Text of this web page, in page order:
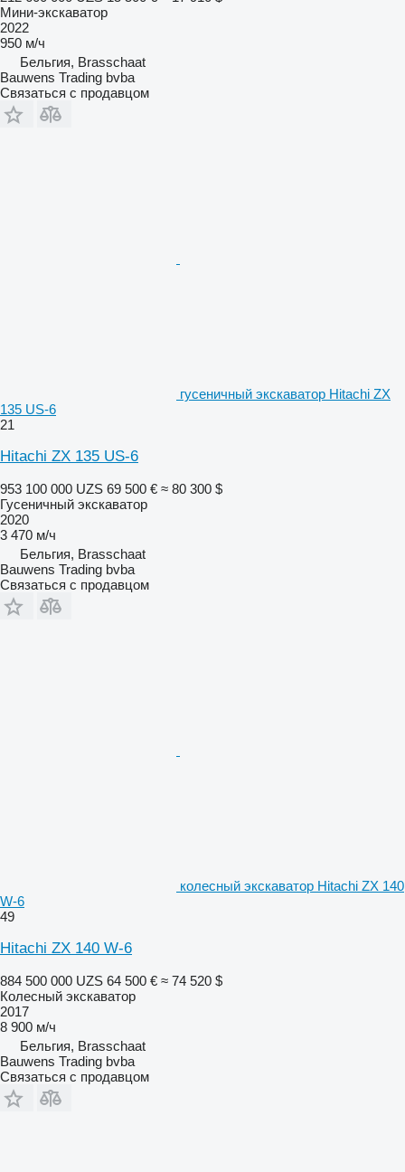
Мини-экскаватор
2022
950 м/ч
Бельгия, Brasschaat
Bauwens Trading bvba
Связаться с продавцом
гусеничный экскаватор Hitachi ZX
135 US-6
21
Hitachi ZX 135 US-6
953 100 000 UZS 69 500 € ≈ 80 300 $
Гусеничный экскаватор
2020
3 470 м/ч
Бельгия, Brasschaat
Bauwens Trading bvba
Связаться с продавцом
колесный экскаватор Hitachi ZX 140
W-6
49
Hitachi ZX 140 W-6
884 500 000 UZS 64 500 € ≈ 74 520 $
Колесный экскаватор
2017
8 900 м/ч
Бельгия, Brasschaat
Bauwens Trading bvba
Связаться с продавцом